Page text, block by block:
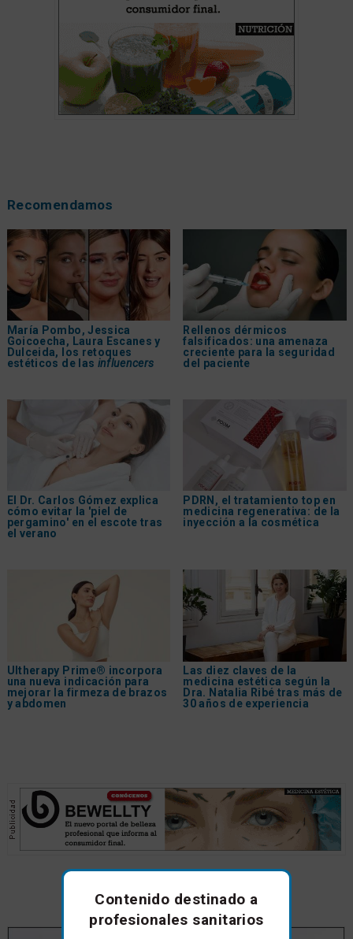
Recomendamos
María Pombo, Jessica
Goicoecha, Laura Escanes y
Dulceida, los retoques
estéticos de las influencers
Rellenos dérmicos
falsificados: una amenaza
creciente para la seguridad
del paciente
El Dr. Carlos Gómez explica
cómo evitar la 'piel de
pergamino' en el escote tras
el verano
PDRN, el tratamiento top en
medicina regenerativa: de la
inyección a la cosmética
Ultherapy Prime® incorpora
una nueva indicación para
mejorar la firmeza de brazos
y abdomen
Las diez claves de la
medicina estética según la
Dra. Natalia Ribé tras más de
30 años de experiencia
Anuncios de empresa
Contenido destinado a
profesionales sanitarios